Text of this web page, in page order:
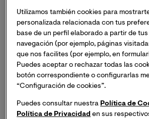
Este 26 de abril pasado se celebró el
‘METAVERSO la nueva oportunidad
negocios’
, el segundo de una serie
Planeta Formación Universidades
evento contó con las ponencias del
Parreño, Vicerrector de Investigación
de VIU Universidad Internacional de
Pablo Ordoñez
, Asesor de
interactivas en The Core School. A
Utilizamos también cookies para
personalizada relacionada con tus
base de un perfil elaborado a partir de
navegación (por ejemplo, páginas
que nos facilites (por ejemplo, en
Puedes aceptar o rechazar todas las
botón correspondiente o configurarlas
“Configuración de cookies”.
Puedes consultar nuestra Política de
Política de Privacidad en sus